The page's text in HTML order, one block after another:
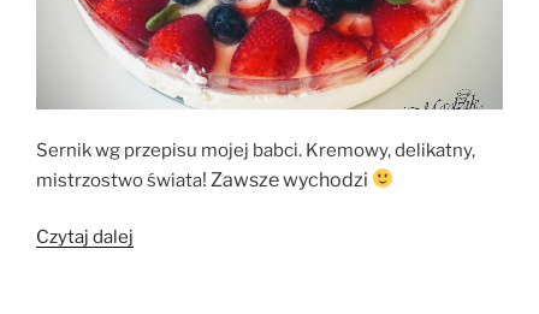
Sernik wg przepisu mojej babci. Kremowy, delikatny,
mistrzostwo świata! Zawsze wychodzi
Czytaj dalej